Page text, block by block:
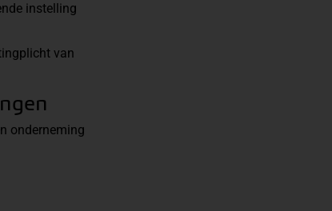
instelling
van
onderneming